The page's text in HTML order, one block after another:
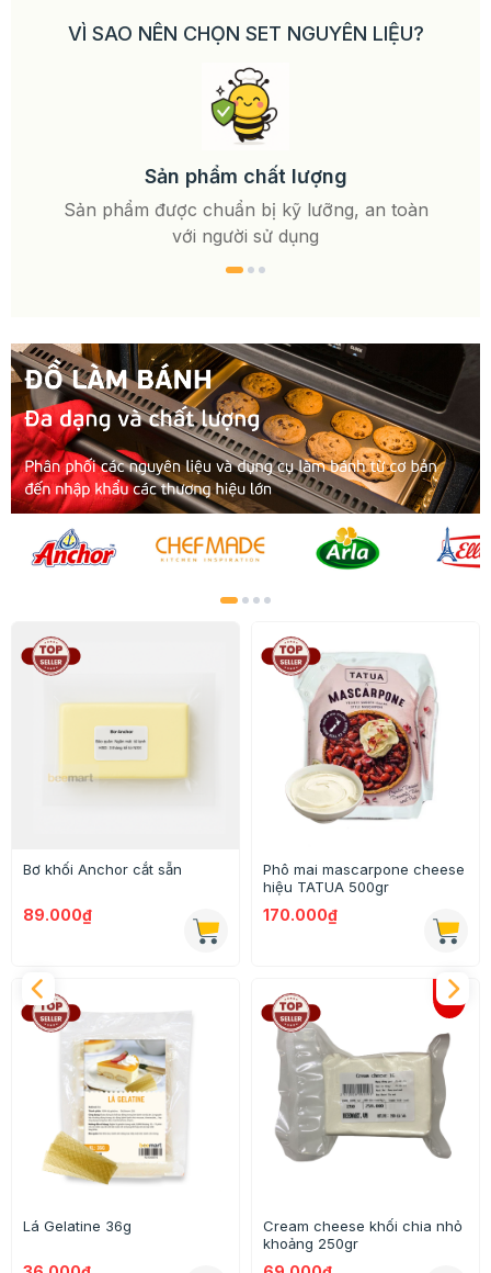
VÌ SAO NÊN CHỌN SET NGUYÊN LIỆU?
Sản phẩm chất lượng
Sản phẩm được chuẩn bị kỹ lưỡng, an toàn
với người sử dụng
Bơ khối Anchor cắt sẵn
89.000₫
Phô mai mascarpone cheese
hiệu TATUA 500gr
170.000₫
Lá Gelatine 36g
Cream cheese khối chia nhỏ
khoảng 250gr